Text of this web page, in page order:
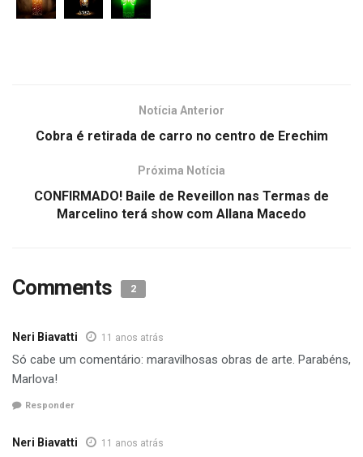
Notícia Anterior
Cobra é retirada de carro no centro de Erechim
Próxima Notícia
CONFIRMADO! Baile de Reveillon nas Termas de
Marcelino terá show com Allana Macedo
Comments 2
Neri Biavatti 11 anos atrás
Só cabe um comentário: maravilhosas obras de arte. Parabéns,
Marlova!
Responder
Neri Biavatti 11 anos atrás